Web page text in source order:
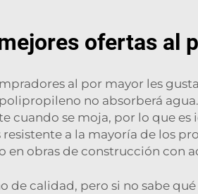
ofertas al
al por mayor les
no absorberá
cuando se moja, por lo que
a la mayoría de los
en obras de construcción con
de calidad, pero si no sabe